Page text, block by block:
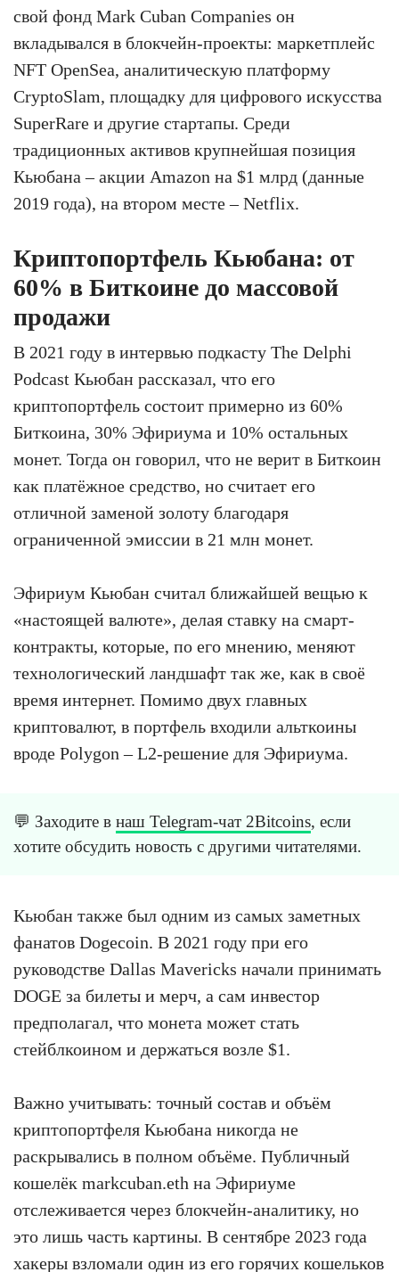
свой фонд Mark Cuban Companies он
вкладывался в блокчейн-проекты: маркетплейс
NFT OpenSea, аналитическую платформу
CryptoSlam, площадку для цифрового искусства
SuperRare и другие стартапы. Среди
традиционных активов крупнейшая позиция
Кьюбана – акции Amazon на $1 млрд (данные
2019 года), на втором месте – Netflix.
Криптопортфель Кьюбана: от
60% в Биткоине до массовой
продажи
В 2021 году в интервью подкасту The Delphi
Podcast Кьюбан рассказал, что его
криптопортфель состоит примерно из 60%
Биткоина, 30% Эфириума и 10% остальных
монет. Тогда он говорил, что не верит в Биткоин
как платёжное средство, но считает его
отличной заменой золоту благодаря
ограниченной эмиссии в 21 млн монет.
Эфириум Кьюбан считал ближайшей вещью к
«настоящей валюте», делая ставку на смарт-
контракты, которые, по его мнению, меняют
технологический ландшафт так же, как в своё
время интернет. Помимо двух главных
криптовалют, в портфель входили альткоины
вроде Polygon – L2-решение для Эфириума.
💬 Заходите в наш Telegram-чат 2Bitcoins, если
хотите обсудить новость с другими читателями.
Кьюбан также был одним из самых заметных
фанатов Dogecoin. В 2021 году при его
руководстве Dallas Mavericks начали принимать
DOGE за билеты и мерч, а сам инвестор
предполагал, что монета может стать
стейблкоином и держаться возле $1.
Важно учитывать: точный состав и объём
криптопортфеля Кьюбана никогда не
раскрывались в полном объёме. Публичный
кошелёк markcuban.eth на Эфириуме
отслеживается через блокчейн-аналитику, но
это лишь часть картины. В сентябре 2023 года
хакеры взломали один из его горячих кошельков